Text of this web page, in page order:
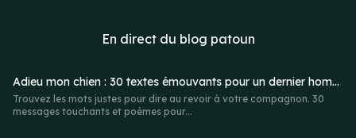
En direct du blog patoun
Adieu mon chien : 30 textes émouvants pour un dernier hommage
Trouvez les mots justes pour dire au revoir à votre compagnon. 30
messages touchants et poèmes pour...